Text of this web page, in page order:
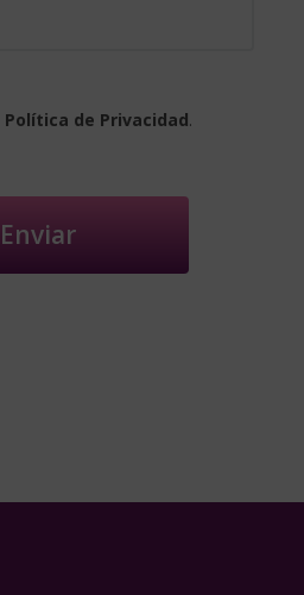
Política de Privacidad.
Enviar